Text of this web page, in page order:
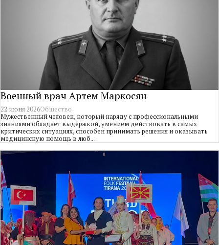
Военный врач Артем Маркосян
22 июня 2026Общество
Мужественный человек, который наряду с профессиональными
знаниями обладает выдержкой, умением действовать в самых
критических ситуациях, способен принимать решения и оказывать
медицинскую помощь в люб...